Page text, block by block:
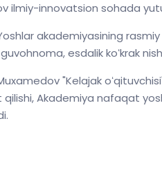
ilmiy-innovatsion sohada
akademiyasining
esdalik koʻkrak
"Kelajak
qilishi, Akademiya nafaqat